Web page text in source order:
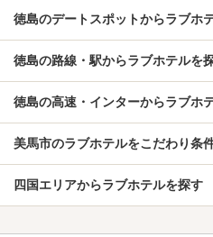
徳島のデートスポットからラブホ
徳島の路線・駅からラブホテルを
徳島の高速・インターからラブホ
美馬市のラブホテルをこだわり条
四国エリアからラブホテルを探す